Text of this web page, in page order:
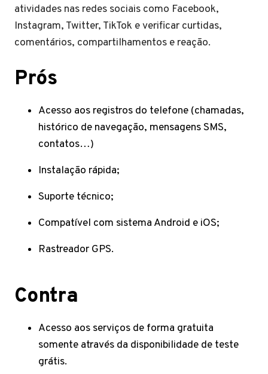
atividades nas redes sociais como Facebook,
Instagram, Twitter, TikTok e verificar curtidas,
comentários, compartilhamentos e reação.
Prós
Acesso aos registros do telefone (chamadas,
histórico de navegação, mensagens SMS,
contatos…)
Instalação rápida;
Suporte técnico;
Compatível com sistema Android e iOS;
Rastreador GPS.
Contra
Acesso aos serviços de forma gratuita
somente através da disponibilidade de teste
grátis.